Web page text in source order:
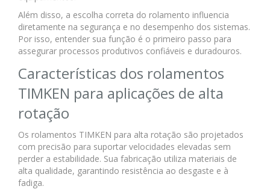
Além disso, a escolha correta do rolamento influencia
diretamente na segurança e no desempenho dos sistemas.
Por isso, entender sua função é o primeiro passo para
assegurar processos produtivos confiáveis e duradouros.
Características dos rolamentos
TIMKEN para aplicações de alta
rotação
Os rolamentos TIMKEN para alta rotação são projetados
com precisão para suportar velocidades elevadas sem
perder a estabilidade. Sua fabricação utiliza materiais de
alta qualidade, garantindo resistência ao desgaste e à
fadiga.